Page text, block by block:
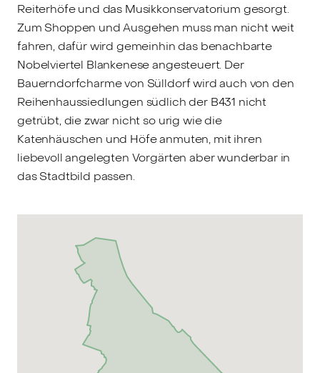
Reiterhöfe und das Musikkonservatorium gesorgt.
Zum Shoppen und Ausgehen muss man nicht weit
fahren, dafür wird gemeinhin das benachbarte
Nobelviertel Blankenese angesteuert. Der
Bauerndorfcharme von Sülldorf wird auch von den
Reihenhaussiedlungen südlich der B431 nicht
getrübt, die zwar nicht so urig wie die
Katenhäuschen und Höfe anmuten, mit ihren
liebevoll angelegten Vorgärten aber wunderbar in
das Stadtbild passen.